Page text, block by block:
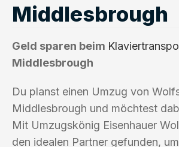
Middlesbrough
Geld sparen beim
Middlesbrough
Du planst einen Umzug von
Middlesbrough und möchtest
Mit Umzugskönig Eisenhauer
den idealen Partner gefunden,